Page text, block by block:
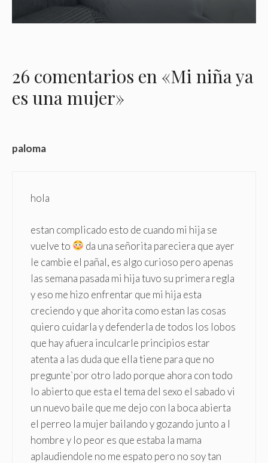
26 comentarios en «Mi niña ya
es una mujer»
paloma
hola
estan complicado esto de cuando mi hija se
vuelve to
da una señorita pareciera que ayer
le cambie el pañal, es algo curioso pero apenas
las semana pasada mi hija tuvo su primera regla
y eso me hizo enfrentar que mi hija esta
creciendo y que ahorita como estan las cosas
quiero cuidarla y defenderla de todos los lobos
que hay afuera inculcarle principios estar
atenta a las duda que ella tiene para que no
pregunte`por otro lado porque ahora con todo
lo abierto que esta el tema del sexo el sabado vi
un nuevo baile que me dejo con la boca abierta
el perreo la mujer bailando y gozando junto a l
hombre y lo peor es que estaba la mama
aplaudiendole no me espato pero no soy tan